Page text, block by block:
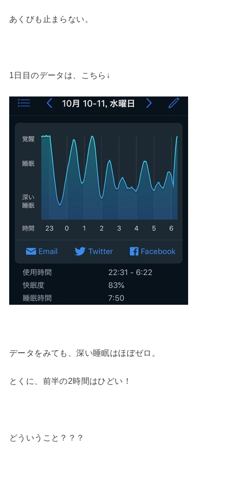
あくびも止まらない。
1日目のデータは、こちら↓
データをみても、深い睡眠はほぼゼロ。
とくに、前半の2時間はひどい！
どういうこと？？？